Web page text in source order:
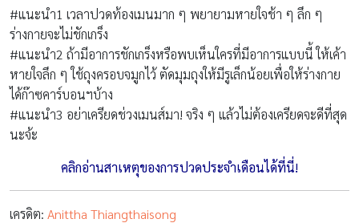
#แนะนำ1 เวลาปวดท้องเมนมาก ๆ พยายามหายใจช้า ๆ ลึก ๆ
ร่างกายจะไม่ชักเกร็ง
#แนะนำ2 ถ้ามีอาการชักเกร็งหรือพบเห็นใครที่มีอาการแบบนี้ ให้เค้า
หายใจลึก ๆ ใช้ถุงครอบจมูกไว้ ตัดมุมถุงให้มีรูเล็กน้อยเพื่อให้ร่างกาย
ได้ก๊าซคาร์บอนฯบ้าง
#แนะนำ3 อย่าเครียดช่วงเมนส์มา! จริง ๆ แล้วไม่ต้องเครียดจะดีที่สุด
นะจ้ะ
คลิกอ่านสาเหตุของการปวดประจำเดือนได้ที่นี่!
เครดิต: Anittha Thiangthaisong